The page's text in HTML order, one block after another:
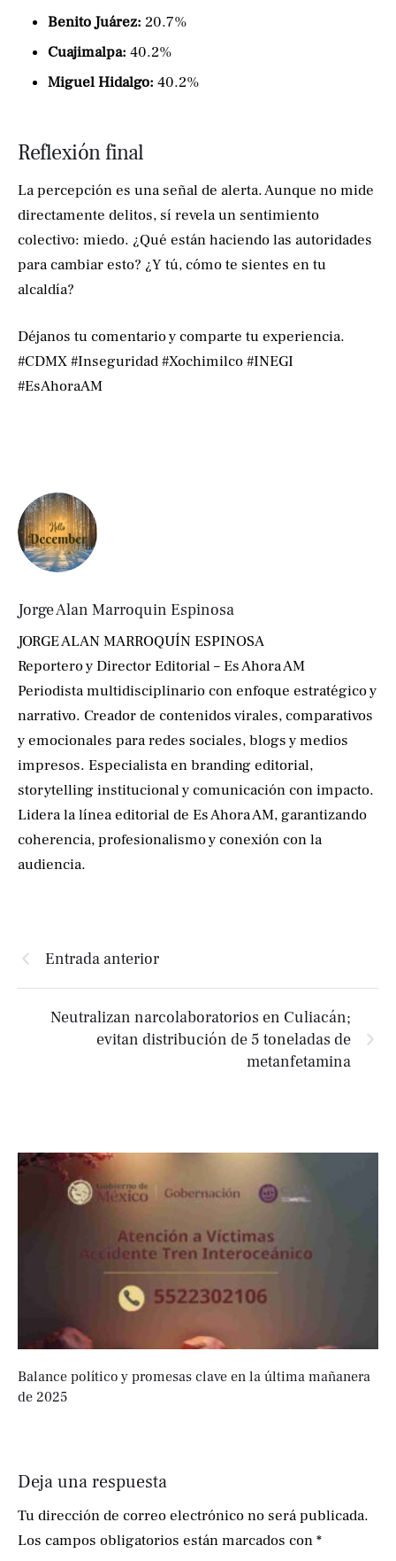
Benito Juárez: 20.7%
Cuajimalpa: 40.2%
Miguel Hidalgo: 40.2%
Reflexión final
La percepción es una señal de alerta. Aunque no mide
directamente delitos, sí revela un sentimiento
colectivo: miedo. ¿Qué están haciendo las autoridades
para cambiar esto? ¿Y tú, cómo te sientes en tu
alcaldía?
Déjanos tu comentario y comparte tu experiencia.
#CDMX #Inseguridad #Xochimilco #INEGI
#EsAhoraAM
Jorge Alan Marroquin Espinosa
JORGE ALAN MARROQUÍN ESPINOSA
Reportero y Director Editorial – Es Ahora AM
Periodista multidisciplinario con enfoque estratégico y
narrativo. Creador de contenidos virales, comparativos
y emocionales para redes sociales, blogs y medios
impresos. Especialista en branding editorial,
storytelling institucional y comunicación con impacto.
Lidera la línea editorial de Es Ahora AM, garantizando
coherencia, profesionalismo y conexión con la
audiencia.
Entrada anterior
Neutralizan narcolaboratorios en Culiacán;
evitan distribución de 5 toneladas de
metanfetamina
Balance político y promesas clave en la última mañanera
de 2025
Deja una respuesta
Tu dirección de correo electrónico no será publicada.
Los campos obligatorios están marcados con*